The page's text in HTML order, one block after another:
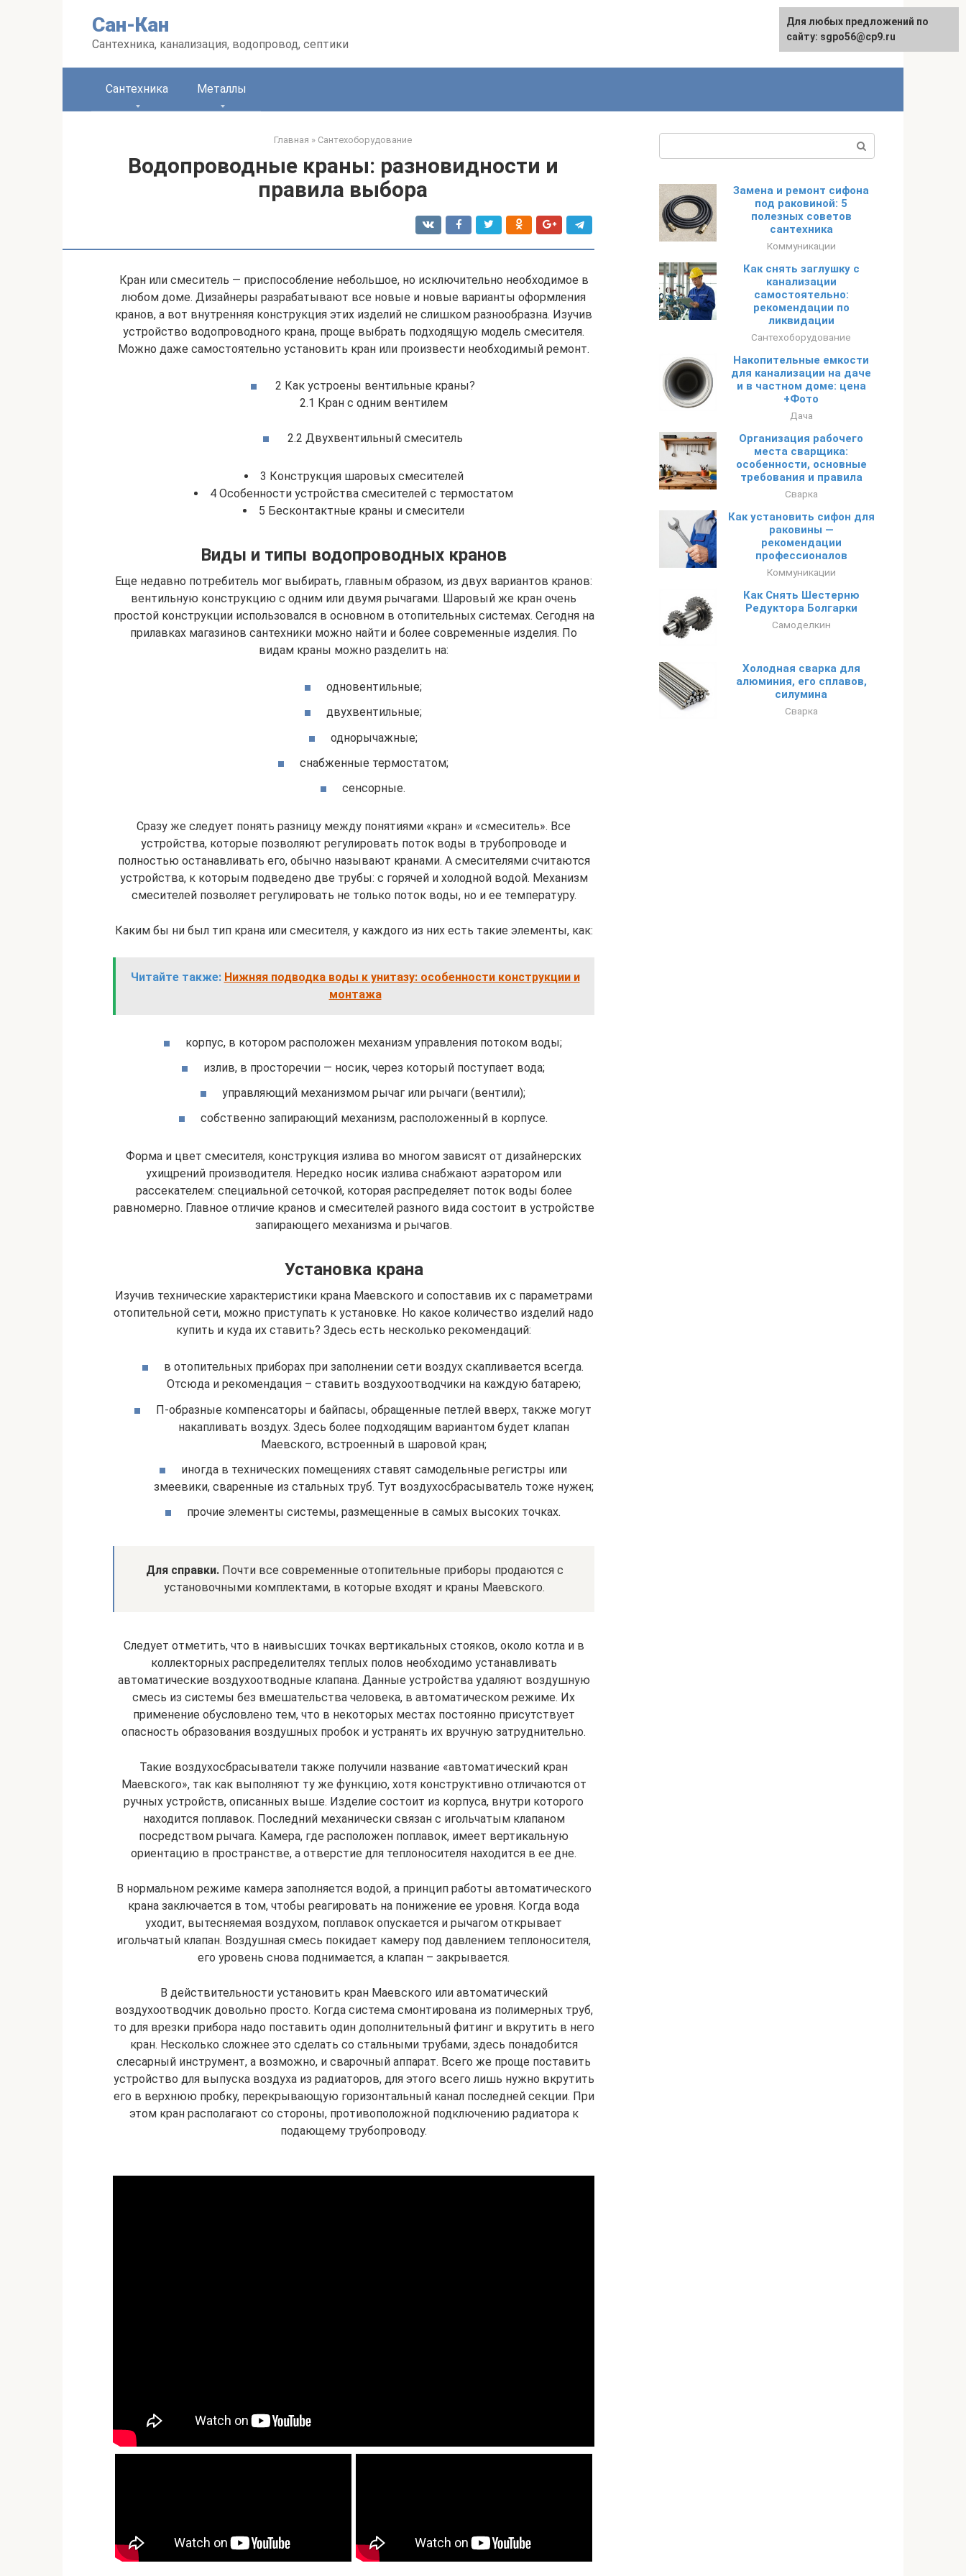
Сан-Кан
Сантехника, канализация, водопровод, септики
English
Сантехника Металлы
Главная » Сантехоборудование
Водопроводные краны: разновидности и
правила выбора
Кран или смеситель — приспособление небольшое, но исключительно необходимое в
любом доме. Дизайнеры разрабатывают все новые и новые варианты оформления
кранов, а вот внутренняя конструкция этих изделий не слишком разнообразна. Изучив
устройство водопроводного крана, проще выбрать подходящую модель смесителя.
Можно даже самостоятельно установить кран или произвести необходимый ремонт.
2 Как устроены вентильные краны?
2.1 Кран с одним вентилем
2.2 Двухвентильный смеситель
3 Конструкция шаровых смесителей
4 Особенности устройства смесителей с термостатом
5 Бесконтактные краны и смесители
Виды и типы водопроводных кранов
Еще недавно потребитель мог выбирать, главным образом, из двух вариантов кранов:
вентильную конструкцию с одним или двумя рычагами. Шаровый же кран очень
простой конструкции использовался в основном в отопительных системах. Сегодня на
прилавках магазинов сантехники можно найти и более современные изделия. По
видам краны можно разделить на:
одновентильные;
двухвентильные;
однорычажные;
снабженные термостатом;
сенсорные.
Сразу же следует понять разницу между понятиями «кран» и «смеситель». Все
устройства, которые позволяют регулировать поток воды в трубопроводе и
полностью останавливать его, обычно называют кранами. А смесителями считаются
устройства, к которым подведено две трубы: с горячей и холодной водой. Механизм
смесителей позволяет регулировать не только поток воды, но и ее температуру.
Каким бы ни был тип крана или смесителя, у каждого из них есть такие элементы, как:
Читайте также: Нижняя подводка воды к унитазу: особенности конструкции и
монтажа
корпус, в котором расположен механизм управления потоком воды;
излив, в просторечии — носик, через который поступает вода;
управляющий механизмом рычаг или рычаги (вентили);
собственно запирающий механизм, расположенный в корпусе.
Форма и цвет смесителя, конструкция излива во многом зависят от дизайнерских
ухищрений производителя. Нередко носик излива снабжают аэратором или
рассекателем: специальной сеточкой, которая распределяет поток воды более
равномерно. Главное отличие кранов и смесителей разного вида состоит в устройстве
запирающего механизма и рычагов.
Установка крана
Изучив технические характеристики крана Маевского и сопоставив их с параметрами
отопительной сети, можно приступать к установке. Но какое количество изделий надо
купить и куда их ставить? Здесь есть несколько рекомендаций:
в отопительных приборах при заполнении сети воздух скапливается всегда.
Отсюда и рекомендация – ставить воздухоотводчики на каждую батарею;
П-образные компенсаторы и байпасы, обращенные петлей вверх, также могут
накапливать воздух. Здесь более подходящим вариантом будет клапан
Маевского, встроенный в шаровой кран;
иногда в технических помещениях ставят самодельные регистры или
змеевики, сваренные из стальных труб. Тут воздухосбрасыватель тоже нужен;
прочие элементы системы, размещенные в самых высоких точках.
Для справки.Почти все современные отопительные приборы продаются с
установочными комплектами, в которые входят и краны Маевского.
Следует отметить, что в наивысших точках вертикальных стояков, около котла и в
коллекторных распределителях теплых полов необходимо устанавливать
автоматические воздухоотводные клапана. Данные устройства удаляют воздушную
смесь из системы без вмешательства человека, в автоматическом режиме. Их
применение обусловлено тем, что в некоторых местах постоянно присутствует
опасность образования воздушных пробок и устранять их вручную затруднительно.
Такие воздухосбрасыватели также получили название «автоматический кран
Маевского», так как выполняют ту же функцию, хотя конструктивно отличаются от
ручных устройств, описанных выше. Изделие состоит из корпуса, внутри которого
находится поплавок. Последний механически связан с игольчатым клапаном
посредством рычага. Камера, где расположен поплавок, имеет вертикальную
ориентацию в пространстве, а отверстие для теплоносителя находится в ее дне.
В нормальном режиме камера заполняется водой, а принцип работы автоматического
крана заключается в том, чтобы реагировать на понижение ее уровня. Когда вода
уходит, вытесняемая воздухом, поплавок опускается и рычагом открывает
игольчатый клапан. Воздушная смесь покидает камеру под давлением теплоносителя,
его уровень снова поднимается, а клапан – закрывается.
В действительности установить кран Маевского или автоматический
воздухоотводчик довольно просто. Когда система смонтирована из полимерных труб,
то для врезки прибора надо поставить один дополнительный фитинг и вкрутить в него
кран. Несколько сложнее это сделать со стальными трубами, здесь понадобится
слесарный инструмент, а возможно, и сварочный аппарат. Всего же проще поставить
устройство для выпуска воздуха из радиаторов, для этого всего лишь нужно вкрутить
его в верхнюю пробку, перекрывающую горизонтальный канал последней секции. При
этом кран располагают со стороны, противоположной подключению радиатора к
подающему трубопроводу.
Замена и ремонт сифона
под раковиной: 5
полезных советов
сантехника
Коммуникации
Как снять заглушку с
канализации
самостоятельно:
рекомендации по
ликвидации
Сантехоборудование
Накопительные емкости
для канализации на даче
и в частном доме: цена
+Фото
Дача
Организация рабочего
места сварщика:
особенности, основные
требования и правила
Сварка
Как установить сифон для
раковины —
рекомендации
профессионалов
Коммуникации
Как Снять Шестерню
Редуктора Болгарки
Самоделкин
Холодная сварка для
алюминия, его сплавов,
силумина
Сварка
Для любых предложений по
сайту: sgpo56@cp9.ru